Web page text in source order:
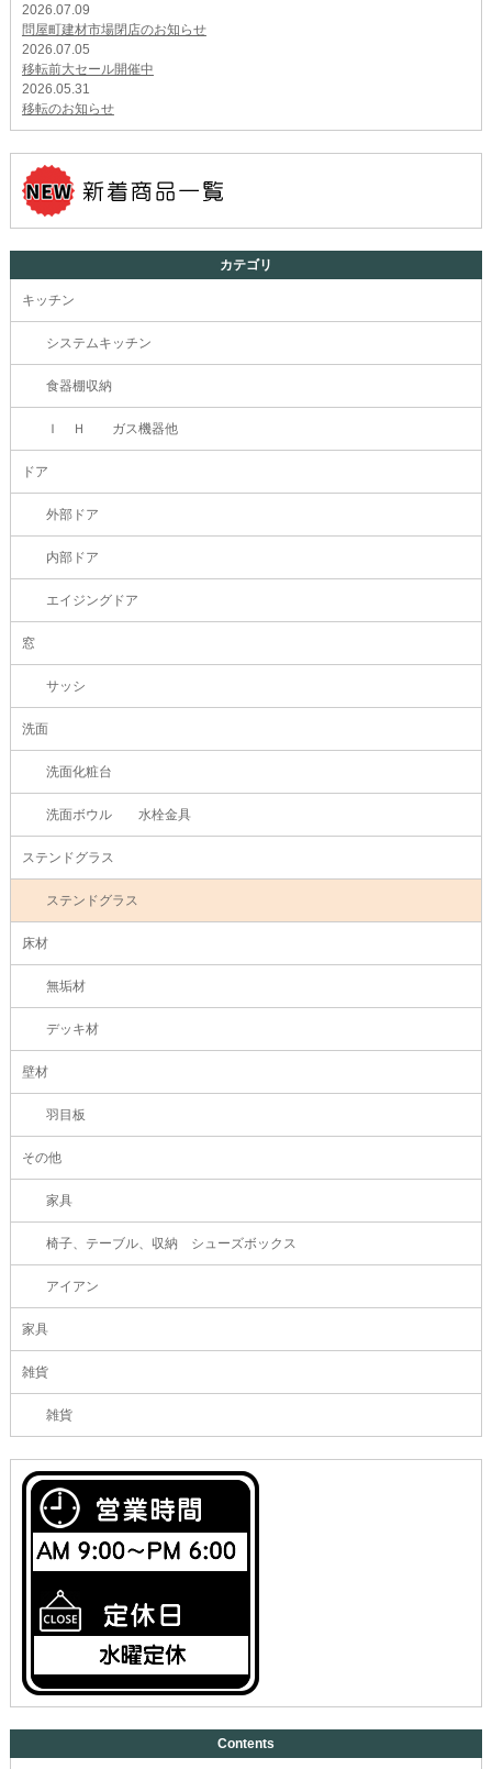
2026.07.09
問屋町建材市場閉店のお知らせ
2026.07.05
移転前大セール開催中
2026.05.31
移転のお知らせ
カテゴリ
キッチン
システムキッチン
食器棚収納
Ｉ Ｈ ガス機器他
ドア
外部ドア
内部ドア
エイジングドア
窓
サッシ
洗面
洗面化粧台
洗面ボウル 水栓金具
ステンドグラス
ステンドグラス
床材
無垢材
デッキ材
壁材
羽目板
その他
家具
椅子、テーブル、収納 シューズボックス
アイアン
家具
雑貨
雑貨
Contents